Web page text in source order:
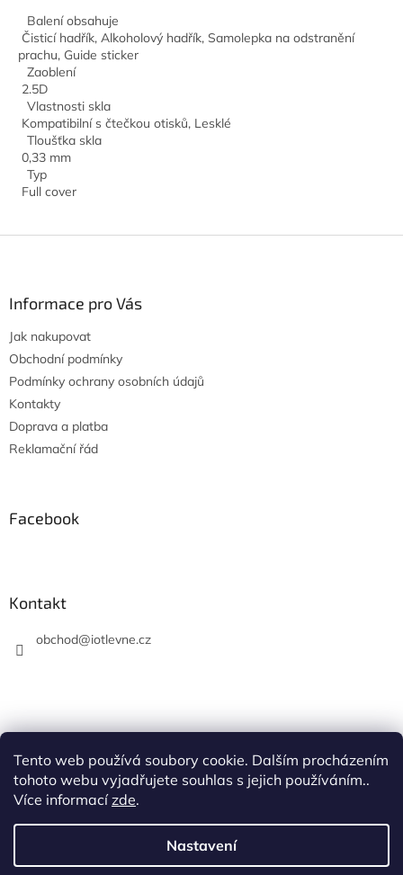
Tento web používá soubory cookie. Dalším procházením
tohoto webu vyjadřujete souhlas s jejich používáním..
Více informacízde.
Nastavení
Balení obsahuje
Čisticí hadřík, Alkoholový hadřík, Samolepka na odstranění
prachu, Guide sticker
Zaoblení
2.5D
Vlastnosti skla
Kompatibilní s čtečkou otisků, Lesklé
Tloušťka skla
0,33 mm
Typ
Full cover
Informace pro Vás
Jak nakupovat
Obchodní podmínky
Podmínky ochrany osobních údajů
Kontakty
Doprava a platba
Reklamační řád
Facebook
Kontakt
obchod@iotlevne.cz
Hodnocení na Heureka.cz
Vytvořil Shoptet